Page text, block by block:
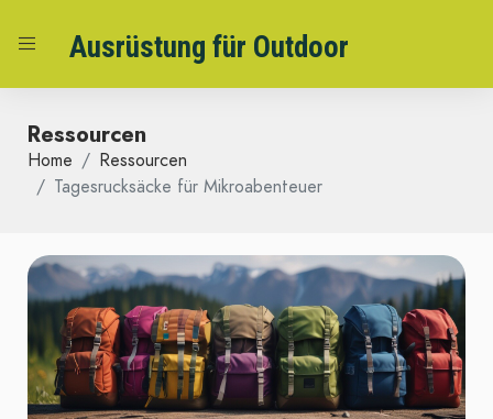
Ausrüstung für Outdoor
Ressourcen
Home
Ressourcen
Tagesrucksäcke für Mikroabenteuer